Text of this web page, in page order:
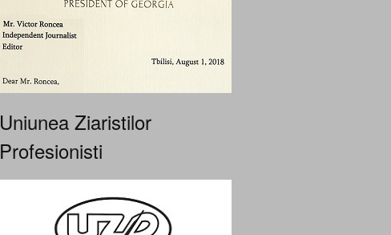
Uniunea Ziaristilor
Profesionisti